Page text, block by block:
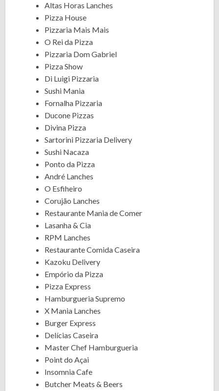
Altas Horas Lanches
Pizza House
Pizzaria Mais Mais
O Rei da Pizza
Pizzaria Dom Gabriel
Pizza Show
Di Luigi Pizzaria
Sushi Mania
Fornalha Pizzaria
Ducone Pizzas
Divina Pizza
Sartorini Pizzaria Delivery
Sushi Nacaza
Ponto da Pizza
André Lanches
O Esfiheiro
Corujão Lanches
Restaurante Mania de Comer
Lasanha & Cia
RPM Lanches
Restaurante Comida Caseira
Kazoku Delivery
Empório da Pizza
Pizza Express
Hamburgueria Supremo
X Mania Lanches
Burger Express
Delícias Caseira
Master Chef Hamburgueria
Point do Açai
Insomnia Cafe
Butcher Meats & Beers